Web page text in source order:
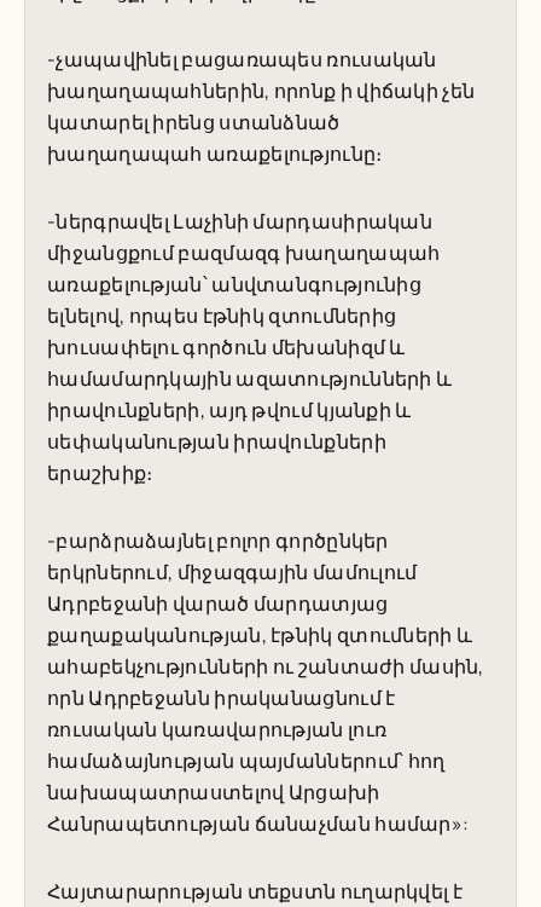
-չապավինել բացառապես ռուսական
խաղաղապահներին, որոնք ի վիճակի չեն
կատարել իրենց ստանձնած
խաղաղապահ առաքելությունը։
-ներգրավել Լաչինի մարդասիրական
միջանցքում բազմազգ խաղաղապահ
առաքելության՝ անվտանգությունից
ելնելով, որպես էթնիկ զտումներից
խուսափելու գործուն մեխանիզմ և
համամարդկային ազատությունների և
իրավունքների, այդ թվում կյանքի և
սեփականության իրավունքների
երաշխիք։
-բարձրաձայնել բոլոր գործընկեր
երկրներում, միջազգային մամուլում
Ադրբեջանի վարած մարդատյաց
քաղաքականության, էթնիկ զտումների և
ահաբեկչությունների ու շանտաժի մասին,
որն Ադրբեջանն իրականացնում է
ռուսական կառավարության լուռ
համաձայնության պայմաններում՝ հող
նախապատրաստելով Արցախի
Հանրապետության ճանաչման համար»:
Հայտարարության տեքստն ուղարկվել է